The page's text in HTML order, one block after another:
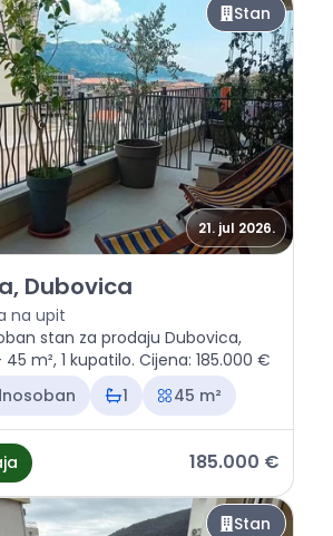
Stan
21. jul 2026.
- Stan Budva, Dubovica
Dubovica
na upit
stan za prodaju Dubovica,
45 m², 1 kupatilo. Cijena: 185.000 €
1 45 m²
185.000 €
Stan